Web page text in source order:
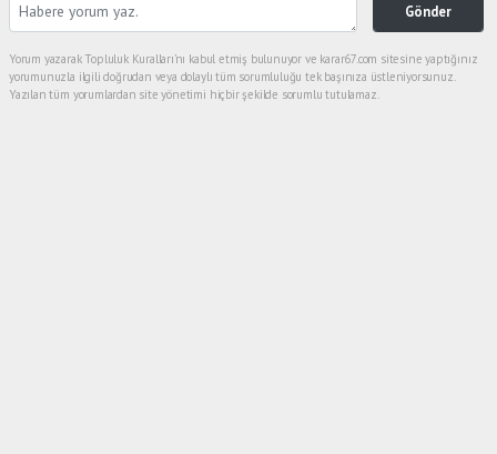
Gönder
Yorum yazarak Topluluk Kuralları’nı kabul etmiş bulunuyor ve karar67.com sitesine yaptığınız
yorumunuzla ilgili doğrudan veya dolaylı tüm sorumluluğu tek başınıza üstleniyorsunuz.
Yazılan tüm yorumlardan site yönetimi hiçbir şekilde sorumlu tutulamaz.